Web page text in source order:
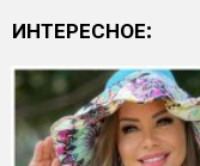
ИНТЕРЕСНОЕ: